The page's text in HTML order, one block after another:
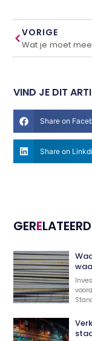
VORIGE
VIND JE DIT
Share on
Share on
GERE